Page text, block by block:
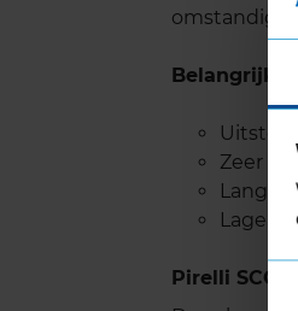
Belangrijke
Zeer
Lange
Lage
Pirelli